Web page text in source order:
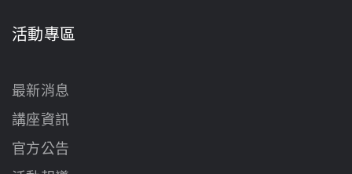
活動專區
最新消息
講座資訊
官方公告